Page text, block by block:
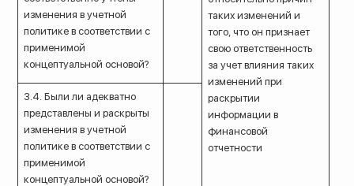
таких изменений и
того, что он признает
свою ответственность
за учет влияния таких
изменений при
раскрытии
информации в
финансовой
отчетности
изменения в учетной
политике в соответствии с
применимой
концептуальной основой?
3.4. Были ли адекватно
представлены и раскрыты
изменения в учетной
политике в соответствии с
применимой
концептуальной основой?